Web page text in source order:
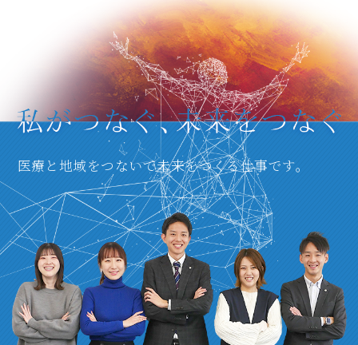
医療と地域をつないで未来をつくる仕事です。